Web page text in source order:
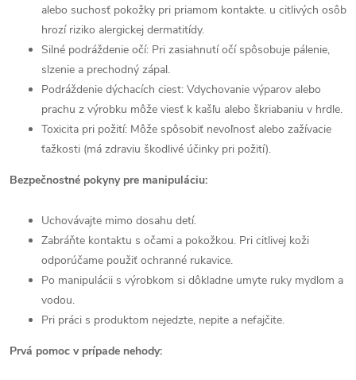
alebo suchosť pokožky pri priamom kontakte. u citlivých osôb
hrozí riziko alergickej dermatitídy.
Silné podráždenie očí: Pri zasiahnutí očí spôsobuje pálenie,
slzenie a prechodný zápal.
Podráždenie dýchacích ciest: Vdychovanie výparov alebo
prachu z výrobku môže viesť k kašľu alebo škriabaniu v hrdle.
Toxicita pri požití: Môže spôsobiť nevoľnosť alebo zažívacie
ťažkosti (má zdraviu škodlivé účinky pri požití).
Bezpečnostné pokyny pre manipuláciu:
Uchovávajte mimo dosahu detí.
Zabráňte kontaktu s očami a pokožkou. Pri citlivej koži
odporúčame použiť ochranné rukavice.
Po manipulácii s výrobkom si dôkladne umyte ruky mydlom a
vodou.
Pri práci s produktom nejedzte, nepite a nefajčite.
Prvá pomoc v prípade nehody: